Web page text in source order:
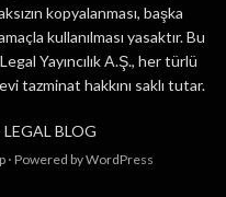
kopyalanması, başka
kullanılması yasaktır. Bu
Yayıncılık A.Ş., her türlü
tazminat hakkını saklı tutar.
LEGAL BLOG
⋅ Powered byWordPress